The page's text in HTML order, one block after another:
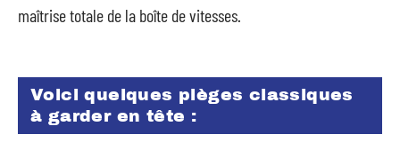
maîtrise totale de la boîte de vitesses.
Voici quelques pièges classiques
à garder en tête :